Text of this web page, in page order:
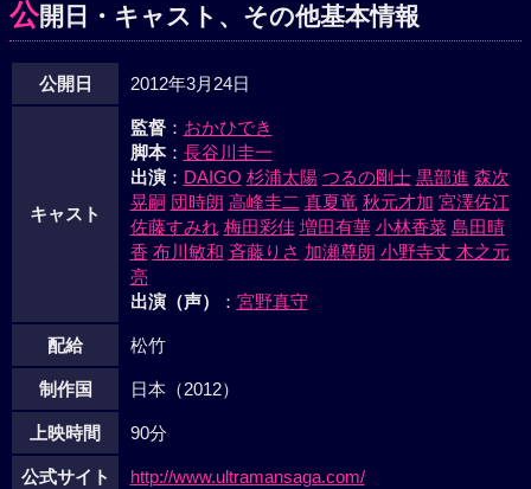
公開日・キャスト、その他基本情報
公開日 2012年3月24日
キャスト
監督： おかひでき
脚本： 長谷川圭一
出演： DAIGO 杉浦太陽 つるの剛士 黒部進 森次
晃嗣 団時朗 高峰圭二 真夏竜 秋元才加 宮澤佐江
佐藤すみれ 梅田彩佳 増田有華 小林香菜 島田晴
香 布川敏和 斉藤りさ 加瀬尊朗 小野寺丈 木之元
亮
出演（声）
： 宮野真守
配給 松竹
制作国 日本（2012）
上映時間 90分
公式サイト http://www.ultramansaga.com/